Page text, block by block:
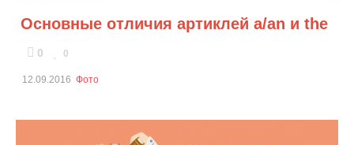
Основные отличия артиклей a/an и the
0 0
12.09.2016 Фото